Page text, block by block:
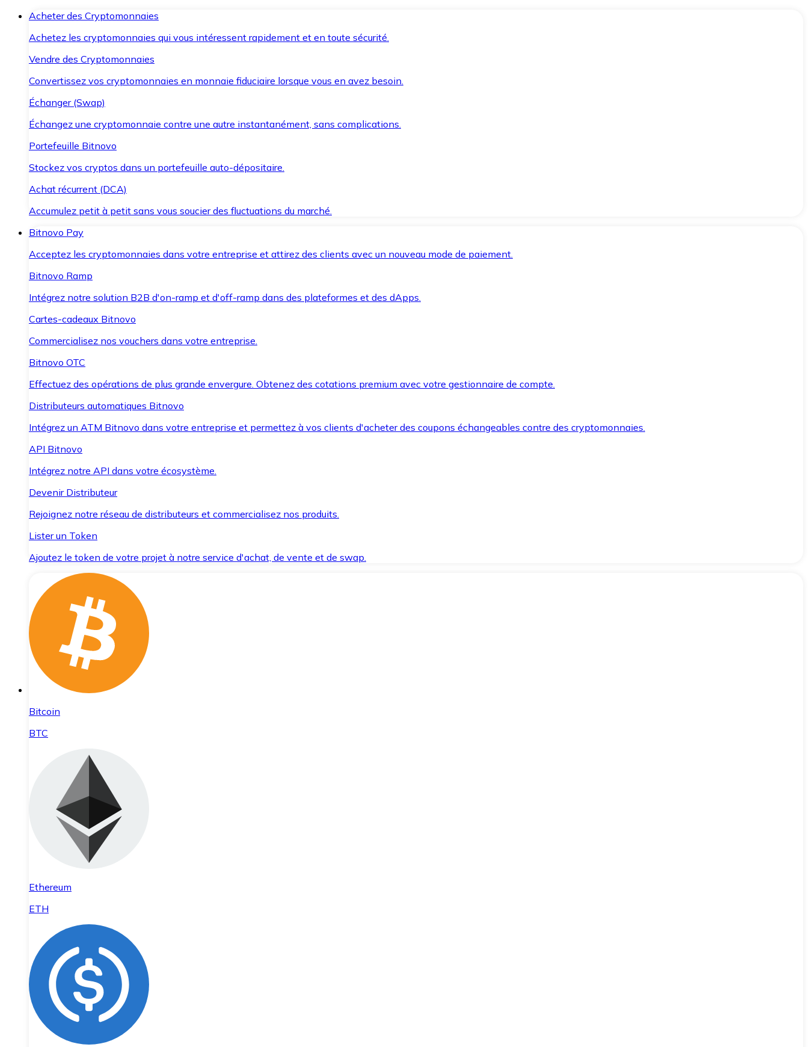
Acheter des Cryptomonnaies
Achetez les cryptomonnaies qui vous intéressent rapidement et en toute sécurité.
Vendre des Cryptomonnaies
Convertissez vos cryptomonnaies en monnaie fiduciaire lorsque vous en avez besoin.
Échanger (Swap)
Échangez une cryptomonnaie contre une autre instantanément, sans complications.
Portefeuille Bitnovo
Stockez vos cryptos dans un portefeuille auto-dépositaire.
Achat récurrent (DCA)
Accumulez petit à petit sans vous soucier des fluctuations du marché.
Bitnovo Pay
Acceptez les cryptomonnaies dans votre entreprise et attirez des clients avec un nouveau mode de paiement.
Bitnovo Ramp
Intégrez notre solution B2B d'on-ramp et d'off-ramp dans des plateformes et des dApps.
Cartes-cadeaux Bitnovo
Commercialisez nos vouchers dans votre entreprise.
Bitnovo OTC
Effectuez des opérations de plus grande envergure. Obtenez des cotations premium avec votre gestionnaire de compte.
Distributeurs automatiques Bitnovo
Intégrez un ATM Bitnovo dans votre entreprise et permettez à vos clients d'acheter des coupons échangeables contre des cryptomonnaies.
API Bitnovo
Intégrez notre API dans votre écosystème.
Devenir Distributeur
Rejoignez notre réseau de distributeurs et commercialisez nos produits.
Lister un Token
Ajoutez le token de votre projet à notre service d'achat, de vente et de swap.
Bitcoin
BTC
Ethereum
ETH